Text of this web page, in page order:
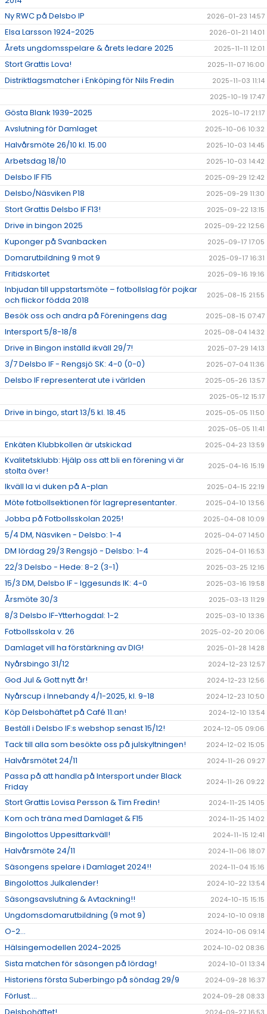
Ny RWC på Delsbo IP 2026-01-23 14:57
Elsa Larsson 1924-2025 2026-01-21 14:01
Årets ungdomsspelare & årets ledare 2025 2025-11-11 12:01
Stort Grattis Lova! 2025-11-07 16:00
Distriktlagsmatcher i Enköping för Nils Fredin
2025-11-03 11:14
2025-10-19 17:47
Gösta Blank 1939-2025 2025-10-17 21:17
Avslutning för Damlaget 2025-10-06 10:32
Halvårsmöte 26/10 kl. 15.00 2025-10-03 14:45
Arbetsdag 18/10 2025-10-03 14:42
Delsbo IF F15 2025-09-29 12:42
Delsbo/Näsviken P18 2025-09-29 11:30
Stort Grattis Delsbo IF F13! 2025-09-22 13:15
Drive in bingon 2025 2025-09-22 12:56
Kuponger på Svanbacken 2025-09-17 17:05
Domarutbildning 9 mot 9 2025-09-17 16:31
Fritidskortet 2025-09-16 19:16
Inbjudan till uppstartsmöte – fotbollslag för pojkar
och flickor födda 2018
2025-08-15 21:55
Besök oss och andra på Föreningens dag 2025-08-15 07:47
Intersport 5/8-18/8 2025-08-04 14:32
Drive in Bingon inställd ikväll 29/7! 2025-07-29 14:13
3/7 Delsbo IF - Rengsjö SK: 4-0 (0-0) 2025-07-04 11:36
Delsbo IF representerat ute i världen
2025-05-26 13:57
2025-05-12 15:17
Drive in bingo, start 13/5 kl. 18.45
2025-05-05 11:50
2025-05-05 11:41
Enkäten Klubbkollen är utskickad 2025-04-23 13:59
Kvalitetsklubb: Hjälp oss att bli en förening vi är
stolta över!
2025-04-16 15:19
Ikväll la vi duken på A-plan 2025-04-15 22:19
Möte fotbollsektionen för lagrepresentanter. 2025-04-10 13:56
Jobba på Fotbollsskolan 2025! 2025-04-08 10:09
5/4 DM, Näsviken - Delsbo: 1-4 2025-04-07 14:50
DM lördag 29/3 Rengsjö - Delsbo: 1-4 2025-04-01 16:53
22/3 Delsbo - Hede: 8-2 (3-1) 2025-03-25 12:16
15/3 DM, Delsbo IF - Iggesunds IK: 4-0 2025-03-16 19:58
Årsmöte 30/3 2025-03-13 11:29
8/3 Delsbo IF-Ytterhogdal: 1-2 2025-03-10 13:36
Fotbollsskola v. 26 2025-02-20 20:06
Damlaget vill ha förstärkning av DIG! 2025-01-28 14:28
Nyårsbingo 31/12 2024-12-23 12:57
God Jul & Gott nytt år! 2024-12-23 12:56
Nyårscup i Innebandy 4/1-2025, kl. 9-18 2024-12-23 10:50
Köp Delsbohäftet på Café 11:an! 2024-12-10 13:54
Beställ i Delsbo IF:s webshop senast 15/12! 2024-12-05 09:06
Tack till alla som besökte oss på julskyltningen! 2024-12-02 15:05
Halvårsmötet 24/11 2024-11-26 09:27
Passa på att handla på Intersport under Black
Friday
2024-11-26 09:22
Stort Grattis Lovisa Persson & Tim Fredin! 2024-11-25 14:05
Kom och träna med Damlaget & F15 2024-11-25 14:02
Bingolottos Uppesittarkväll! 2024-11-15 12:41
Halvårsmöte 24/11 2024-11-06 18:07
Säsongens spelare i Damlaget 2024!! 2024-11-04 15:16
Bingolottos Julkalender! 2024-10-22 13:54
Säsongsavslutning & Avtackning!! 2024-10-15 15:15
Ungdomsdomarutbildning (9 mot 9) 2024-10-10 09:18
O-2... 2024-10-06 09:14
Hälsingemodellen 2024-2025 2024-10-02 08:36
Sista matchen för säsongen på lördag! 2024-10-01 13:34
Historiens första Suberbingo på söndag 29/9 2024-09-28 16:37
Förlust.... 2024-09-28 08:33